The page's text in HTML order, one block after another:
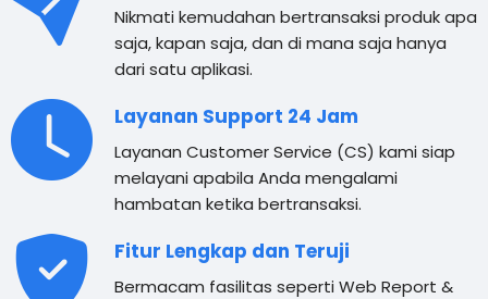
Nikmati kemudahan bertransaksi produk apa
saja, kapan saja, dan di mana saja hanya
dari satu aplikasi.
Layanan Support 24 Jam
Layanan Customer Service (CS) kami siap
melayani apabila Anda mengalami
hambatan ketika bertransaksi.
Fitur Lengkap dan Teruji
Bermacam fasilitas seperti Web Report &